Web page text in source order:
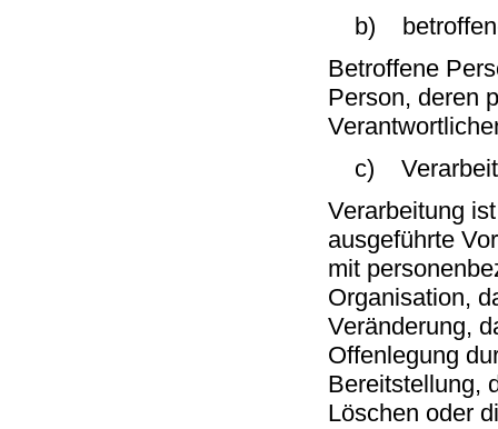
b)
Betroffene
Person, deren
c)
Verarbeitung
ausgeführte
mit
Organisation,
Veränderung,
Offenlegung
Bereitstellung,
Löschen oder